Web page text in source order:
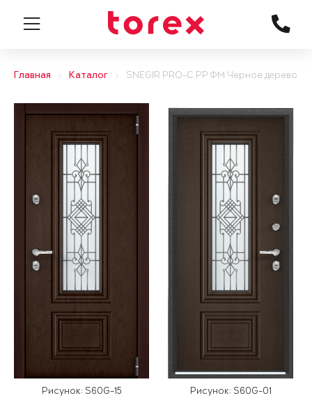
Главная Каталог SNEGIR PRO-C PP ФМ Черное дерево
Рисунок: S60G-15 Рисунок: S60G-01